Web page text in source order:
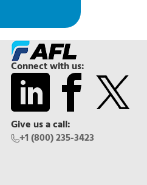
Connect with us:
Give us a call:
+1 (800) 235-3423